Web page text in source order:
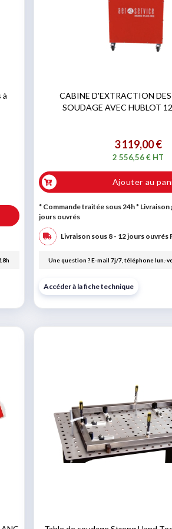
à
CABINE D'EXTRACTION DES
SOUDAGE AVEC HUBLOT
3 119,00 €
2 556,56 € HT
Ajouter au
* Commande traitée sous 24h* Livraison
jours ouvrés
Livraison sous 8 - 12 jours ouvrés
Une question ? E-mail 7j/7, téléphone lun.-
Accéder à la fiche technique